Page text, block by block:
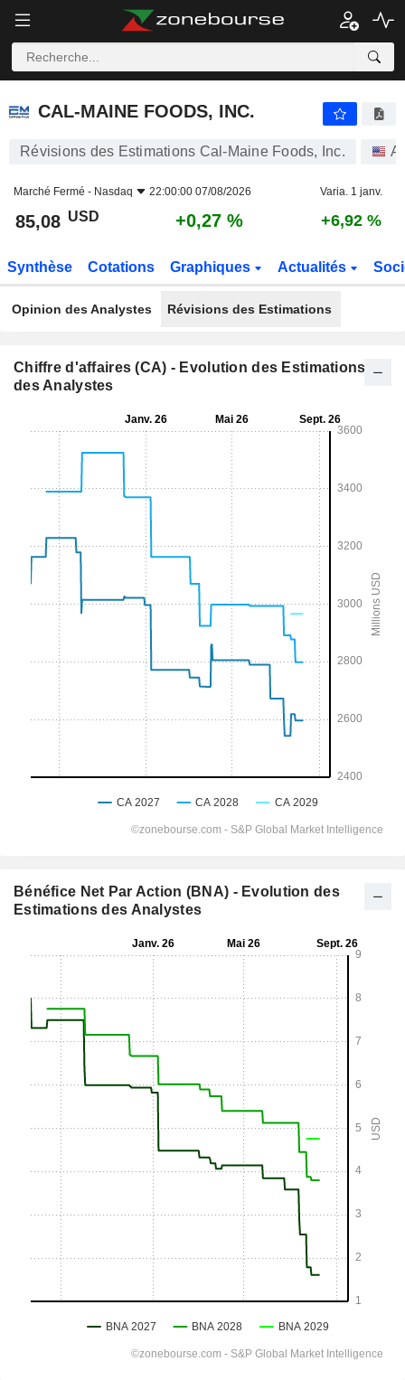
CAL-MAINE FOODS, INC.
CAL-MAINE FOODS, INC.
Révisions des Estimations Cal-Maine Foods, Inc.
Marché Fermé - Nasdaq 22:00:00 07/08/2026 Varia. 1 janv.
85,08 USD +0,27 % +6,92 %
Synthèse Cotations Graphiques Actualités
Opinion des Analystes Révisions des Estimations
Chiffre d'affaires (CA) - Evolution des Estimations
des Analystes
Bénéfice Net Par Action (BNA) - Evolution des
Estimations des Analystes